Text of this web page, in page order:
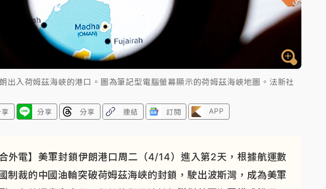
出入荷姆茲海峽的港口。圖為筆記型電腦螢幕顯示的荷姆茲海峽地圖。法新社
分享 分享 連結 訂閱 APP
外電】美軍封鎖伊朗港口周二（4/14）進入第2天，根據航運數
制裁的中國油輪突破荷姆茲海峽的封鎖，駛出波斯灣，成為美軍